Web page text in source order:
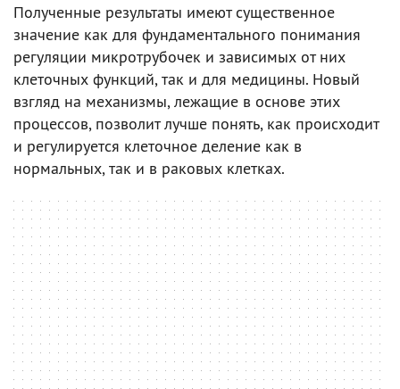
Полученные результаты имеют существенное
значение как для фундаментального понимания
регуляции микротрубочек и зависимых от них
клеточных функций, так и для медицины. Новый
взгляд на механизмы, лежащие в основе этих
процессов, позволит лучше понять, как происходит
и регулируется клеточное деление как в
нормальных, так и в раковых клетках.